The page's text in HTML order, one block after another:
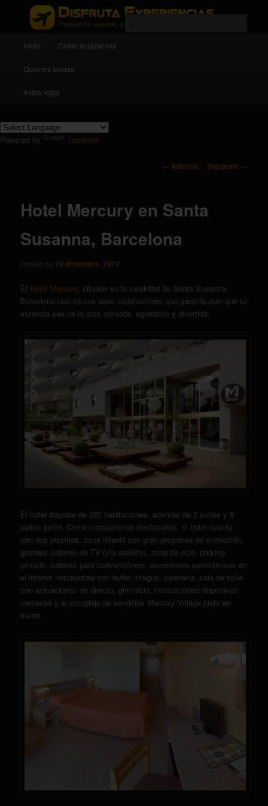
Disfruta experiencias
Propuestas viajeras, gastronómicas, deportivas y culturales
Ir al contenido principal
Ir al contenido secundario
Inicio Cómo enlazarnos
Quiénes somos
Aviso legal
Powered by Translate
Navegador de artículos
← Anterior Siguiente →
Hotel Mercury en Santa
Susanna, Barcelona
Posted on 19 diciembre, 2013
El Hotel Mercury, situado en la localidad de Santa Susanna,
Barcelona cuenta con unas instalaciones que garantizarán que tu
estancia sea de lo mas cómoda, agradable y divertida.
El hotel dispone de 322 habitaciones, además de 2 suites y 8
suites junior. Como instalaciones destacadas, el hotel cuenta
con dos piscinas, zona infantil con gran programa de animación,
grandes salones de TV (vía satélite), zona de ocio, parking
privado, salones para convenciones, ascensores panorámicos en
el interior, restaurante con buffet integral, cafetería, sala de baile
con actuaciones en directo, gimnasio, instalaciones deportivas
cercanas y el complejo de servicios Mercury Village justo en
frente.